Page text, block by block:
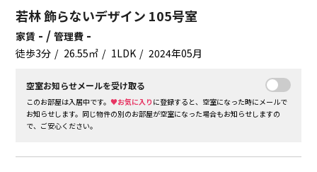
若林 飾らないデザイン 105号室
家賃 - /管理費 -
徒歩3分 26.55㎡ 1LDK 2024年05月
空室お知らせメールを受け取る
このお部屋は入居中です。♥お気に入り に登録すると、空室になった時にメールで
お知らせします。同じ物件の別のお部屋が空室になった場合もお知らせしますの
で、ご安心ください。